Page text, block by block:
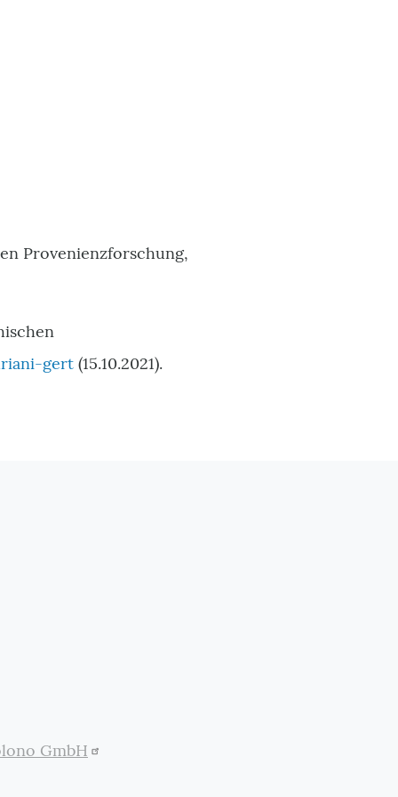
Provenienzforschung,
gert (15.10.2021).
GmbH